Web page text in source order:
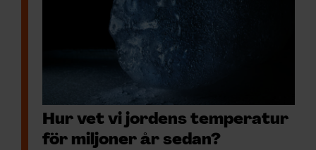
Hur vet vi jordens temperatur
för miljoner år sedan?